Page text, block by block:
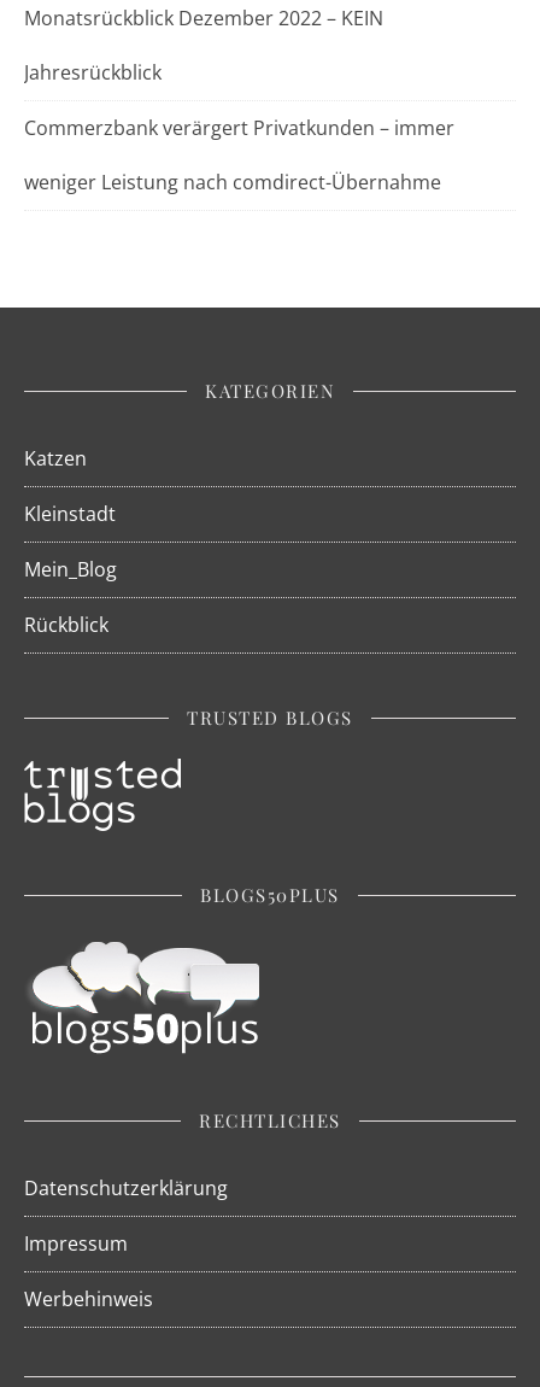
Monatsrückblick Dezember 2022 – KEIN
Jahresrückblick
Commerzbank verärgert Privatkunden – immer
weniger Leistung nach comdirect-Übernahme
KATEGORIEN
Katzen
Kleinstadt
Mein_Blog
Rückblick
TRUSTED BLOGS
BLOGS50PLUS
RECHTLICHES
Datenschutzerklärung
Impressum
Werbehinweis